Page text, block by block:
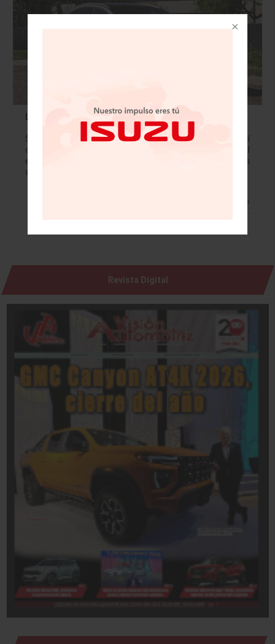
Lexus muestra músculo con NX 2023
Sin perder tiempo Lexus lanzó su SUV compacta NX, así
de sencillo, sin más siglas en su versión de entrada al
elegante y sofisticado mundo japonés. Muchos analistas
aseguran que…
Leer más »
Revista Digital